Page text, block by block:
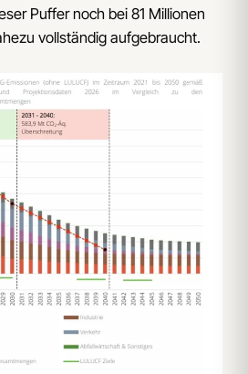
Puffer noch bei 81 Millionen
vollständig aufgebraucht.